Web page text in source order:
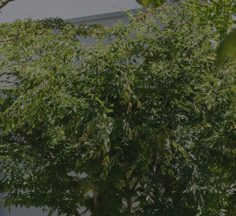
の方
いさな町並み
大幸住宅について
スタッフブログ
お知らせ